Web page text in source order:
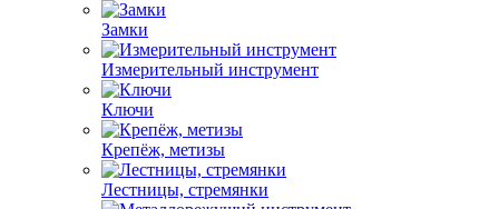
Замки
Измерительный инструмент
Ключи
Крепёж, метизы
Лестницы, стремянки